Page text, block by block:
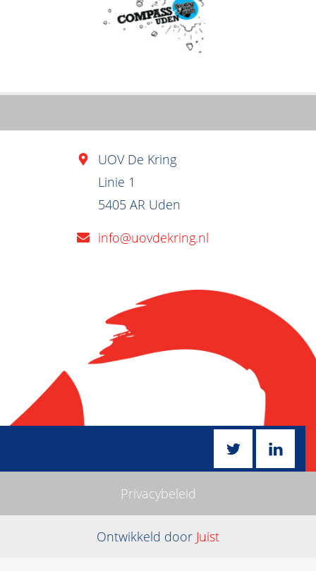
UOV De Kring
Linie 1
5405 AR Uden
info@uovdekring.nl
Privacybeleid
Ontwikkeld door Juist